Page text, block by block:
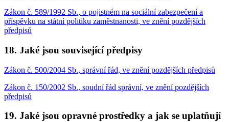
Zákon č. 589/1992 Sb., o pojistném na sociální zabezpečení a
příspěvku na státní politiku zaměstnanosti, ve znění pozdějších
předpisů
18. Jaké jsou související předpisy
Zákon č. 500/2004 Sb., správní řád, ve znění pozdějších předpisů
Zákon č. 150/2002 Sb., soudní řád správní, ve znění pozdějších
předpisů
19. Jaké jsou opravné prostředky a jak se uplatňují